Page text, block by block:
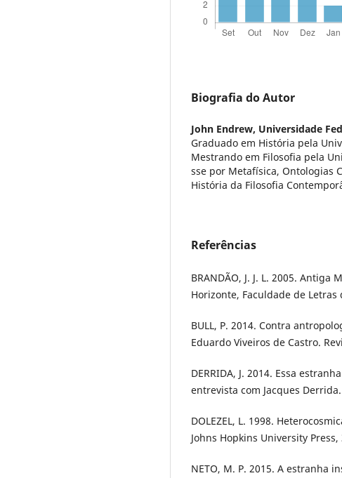
Biografia do Autor
John Endrew, Universidade
Graduado em História pela
Mestrando em Filosofia pela
sse por Metafísica, Ontologias
História da Filosofia
Referências
BRANDÃO, J. J. L. 2005.
Horizonte, Faculdade de Letras
BULL, P. 2014. Contra
Eduardo Viveiros de Castro.
DERRIDA, J. 2014. Essa
entrevista com Jacques
DOLEZEL, L. 1998.
Johns Hopkins University Press,
NETO, M. P. 2015. A estranha